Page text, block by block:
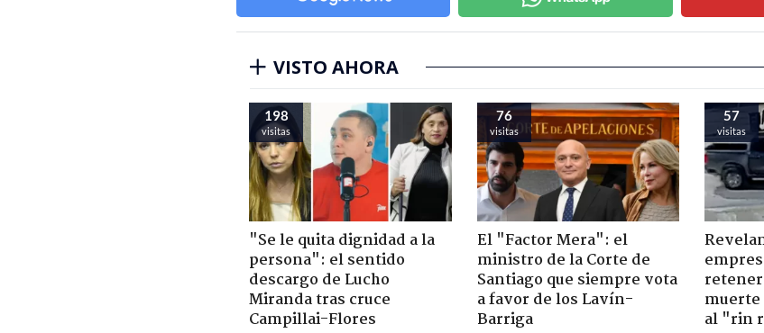
VISTO AHORA
198
visitas
"Se le quita dignidad a la
persona": el sentido
descargo de Lucho
Miranda tras cruce
Campillai-Flores
76
visitas
El "Factor Mera": el
ministro de la Corte de
Santiago que siempre vota
a favor de los Lavín-
Barriga
57
visitas
muerte
al "rin